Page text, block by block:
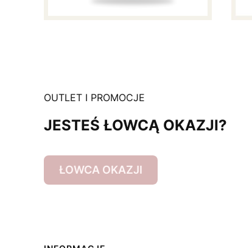
OUTLET I PROMOCJE
JESTEŚ ŁOWCĄ OKAZJI?
ŁOWCA OKAZJI